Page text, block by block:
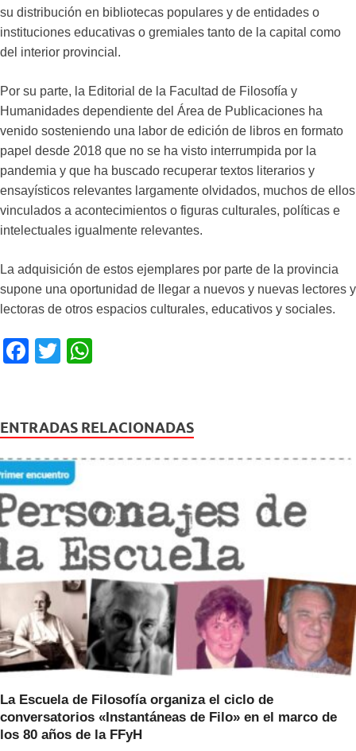
su distribución en bibliotecas populares y de entidades o
instituciones educativas o gremiales tanto de la capital como
del interior provincial.
Por su parte, la Editorial de la Facultad de Filosofía y
Humanidades dependiente del Área de Publicaciones ha
venido sosteniendo una labor de edición de libros en formato
papel desde 2018 que no se ha visto interrumpida por la
pandemia y que ha buscado recuperar textos literarios y
ensayísticos relevantes largamente olvidados, muchos de ellos
vinculados a acontecimientos o figuras culturales, políticas e
intelectuales igualmente relevantes.
La adquisición de estos ejemplares por parte de la provincia
supone una oportunidad de llegar a nuevos y nuevas lectores y
lectoras de otros espacios culturales, educativos y sociales.
F
e
b
o
o
k
T
er s
A
p
ENTRADAS RELACIONADAS
La Escuela de Filosofía organiza el ciclo de
conversatorios «Instantáneas de Filo» en el marco de
los 80 años de la FFyH